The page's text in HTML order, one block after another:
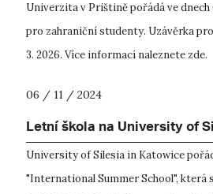
Univerzita v Prištině pořádá ve dnech
pro zahraniční studenty. Uzávěrka
3. 2026. Více informací naleznete zde.
06 / 11 / 2024
Letní škola na University of
University of Silesia in Katowice
"International Summer School", která